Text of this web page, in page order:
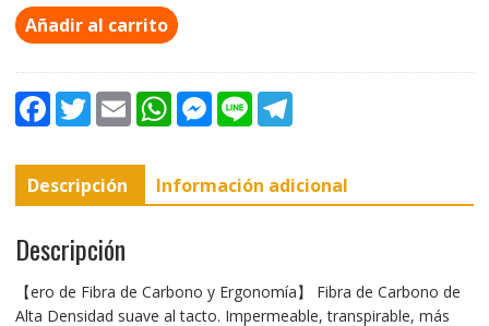
Añadir al carrito
F
a
b
o
o
T
w
t
e
r
E
m
l
W
h
A
p
M
e
n
g
L
i
T
e
r
a
Descripción Información adicional
Descripción
【ero de Fibra de Carbono y Ergonomía】 Fibra de Carbono de
Alta Densidad suave al tacto. Impermeable, transpirable, más